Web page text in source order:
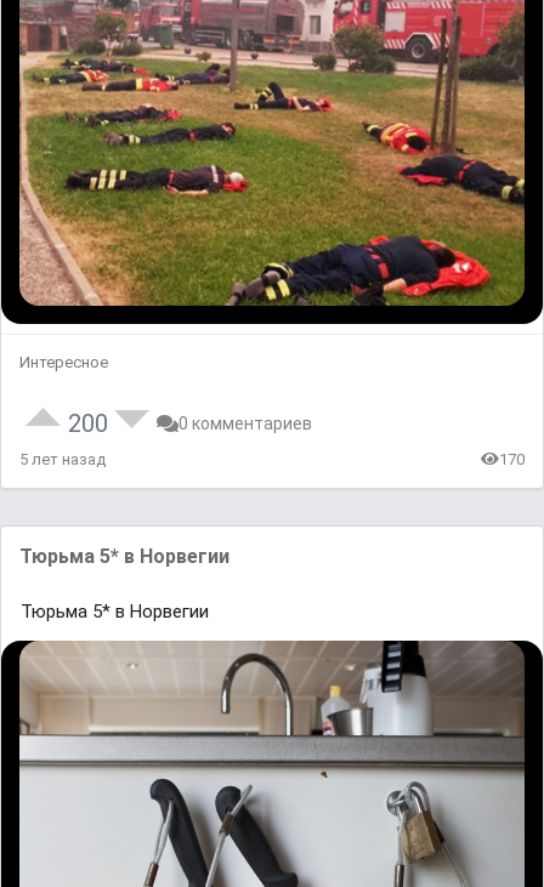
Интересное
200 0 комментариев
5 лет назад 170
Тюрьма 5* в Норвегии
Тюрьма 5* в Норвегии